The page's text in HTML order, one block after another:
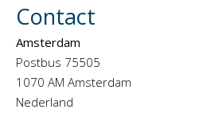
Contact
Amsterdam
Postbus 75505
1070 AM Amsterdam
Nederland